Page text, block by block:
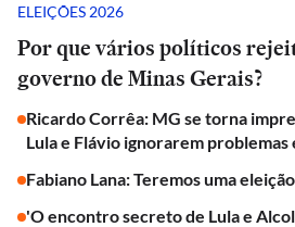
ELEIÇÕES 2026
Por que vários políticos
governo de Minas Gerais?
Ricardo Corrêa: MG se torna
Lula e Flávio ignorarem problemas
Fabiano Lana: Teremos uma
'O encontro secreto de Lula e